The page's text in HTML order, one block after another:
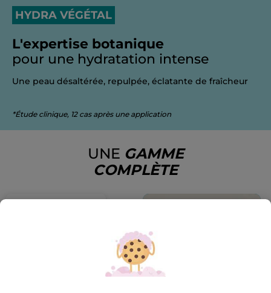
HYDRA VÉGÉTAL
L'expertise botanique
pour une hydratation intense
Une peau désaltérée, repulpée, éclatante de fraîcheur
*Étude clinique, 12 cas après une application
UNE GAMME
COMPLÈTE